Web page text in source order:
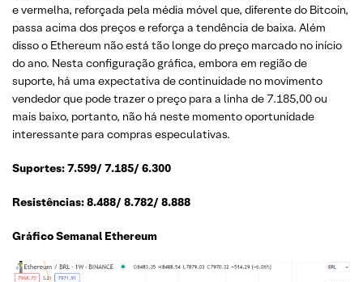
e vermelha, reforçada pela média móvel que, diferente do Bitcoin,
passa acima dos preços e reforça a tendência de baixa. Além
disso o Ethereum não está tão longe do preço marcado no início
do ano. Nesta configuração gráfica, embora em região de
suporte, há uma expectativa de continuidade no movimento
vendedor que pode trazer o preço para a linha de 7.185,00 ou
mais baixo, portanto, não há neste momento oportunidade
interessante para compras especulativas.
Suportes: 7.599/ 7.185/ 6.300
Resistências: 8.488/ 8.782/ 8.888
Gráfico Semanal Ethereum